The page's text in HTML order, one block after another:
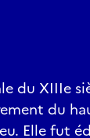
du XIIIe
du
Elle fut